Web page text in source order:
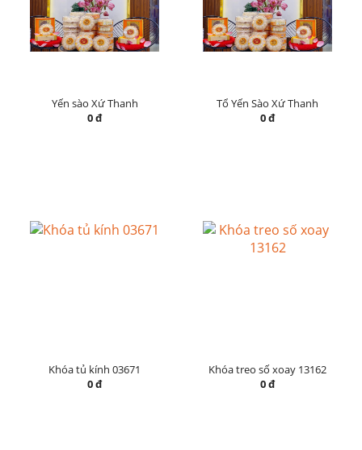
Yến sào Xứ Thanh
0 đ
Tổ Yến Sào Xứ Thanh
0 đ
Khóa tủ kính 03671
0 đ
Khóa treo số xoay 13162
0 đ